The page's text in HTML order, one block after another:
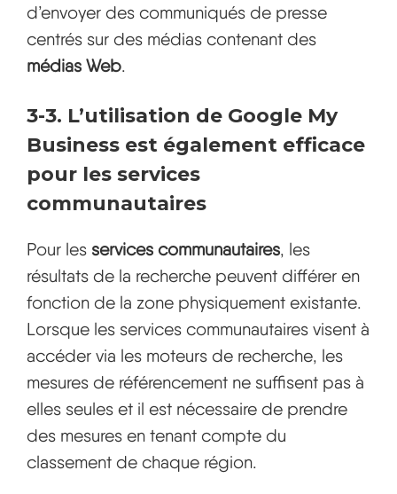
d’envoyer des communiqués de presse
centrés sur des médias contenant des
médias Web.
3-3. L’utilisation de Google My
Business est également efficace
pour les services
communautaires
Pour les services communautaires, les
résultats de la recherche peuvent différer en
fonction de la zone physiquement existante.
Lorsque les services communautaires visent à
accéder via les moteurs de recherche, les
mesures de référencement ne suffisent pas à
elles seules et il est nécessaire de prendre
des mesures en tenant compte du
classement de chaque région.